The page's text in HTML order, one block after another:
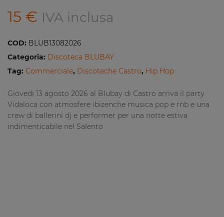
15 € IVA inclusa
COD: BLUB13082026
Categoria: Discoteca BLUBAY
Tag: Commerciale, Discoteche Castro, Hip Hop
Giovedi 13 agosto 2026 al Blubay di Castro arriva il party
Vidaloca con atmosfere ibizenche musica pop e rnb e una
crew di ballerini dj e performer per una notte estiva
indimenticabile nel Salento